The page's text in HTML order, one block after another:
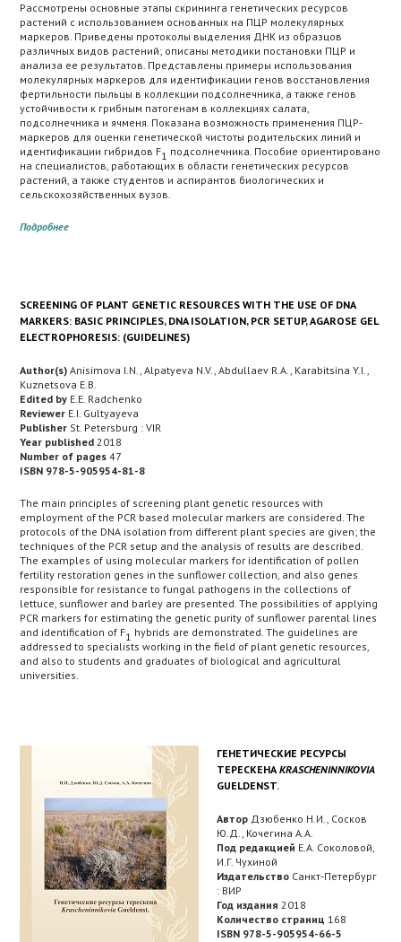
Рассмотрены основные этапы скрининга генетических ресурсов
растений с использованием основанных на ПЦР молекулярных
маркеров. Приведены протоколы выделения ДНК из образцов
различных видов растений; описаны методики постановки ПЦР и
анализа ее результатов. Представлены примеры использования
молекулярных маркеров для идентификации генов восстановления
фертильности пыльцы в коллекции подсолнечника, а также генов
устойчивости к грибным патогенам в коллекциях салата,
подсолнечника и ячменя. Показана возможность применения ПЦР-
маркеров для оценки генетической чистоты родительских линий и
идентификации гибридов F1 подсолнечника. Пособие ориентировано
на специалистов, работающих в области генетических ресурсов
растений, а также студентов и аспирантов биологических и
сельскохозяйственных вузов.
Подробнее
SCREENING OF PLANT GENETIC RESOURCES WITH THE USE OF DNA
MARKERS: BASIC PRINCIPLES, DNA ISOLATION, PCR SETUP, AGAROSE GEL
ELECTROPHORESIS: (GUIDELINES)
Author(s) Anisimova I.N., Alpatyeva N.V., Abdullaev R.A., Karabitsina Y.I.,
Kuznetsova E.B.
Edited by E.E. Radchenko
Reviewer E.I. Gultyayeva
Publisher St. Petersburg : VIR
Year published 2018
Number of pages 47
ISBN 978-5-905954-81-8
The main principles of screening plant genetic resources with
employment of the PCR based molecular markers are considered. The
protocols of the DNA isolation from different plant species are given; the
techniques of the PCR setup and the analysis of results are described.
The examples of using molecular markers for identification of pollen
fertility restoration genes in the sunflower collection, and also genes
responsible for resistance to fungal pathogens in the collections of
lettuce, sunflower and barley are presented. The possibilities of applying
PCR markers for estimating the genetic purity of sunflower parental lines
and identification of F1 hybrids are demonstrated. The guidelines are
addressed to specialists working in the field of plant genetic resources,
and also to students and graduates of biological and agricultural
universities.
ГЕНЕТИЧЕСКИЕ РЕСУРСЫ
ТЕРЕСКЕНАKRASCHENINNIKOVIA
GUELDENST.
Автор Дзюбенко Н.И., Сосков
Ю.Д., Кочегина А.А.
Под редакцией Е.А. Соколовой,
И.Г. Чухиной
Издательство Санкт-Петербург
: ВИР
Год издания 2018
Количество страниц 168
ISBN 978-5-905954-66-5